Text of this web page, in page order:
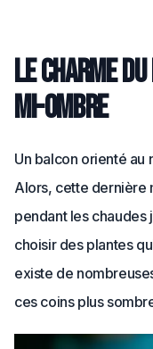
Le charme
mi-ombre
Un balcon orienté au
Alors, cette dernière
pendant les chaudes
choisir des plantes
existe de
ces coins plus